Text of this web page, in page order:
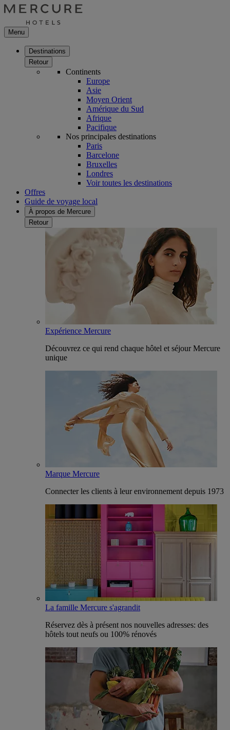
Menu
Destinations
Retour
Continents
Europe
Asie
Moyen Orient
Amérique du Sud
Afrique
Pacifique
Nos principales destinations
Paris
Barcelone
Bruxelles
Londres
Voir toutes les destinations
Offres
Guide de voyage local
À propos de Mercure
Retour
Expérience Mercure
Découvrez ce qui rend chaque hôtel et séjour Mercure
unique
Marque Mercure
Connecter les clients à leur environnement depuis 1973
La famille Mercure s'agrandit
Réservez dès à présent nos nouvelles adresses: des
hôtels tout neufs ou 100% rénovés